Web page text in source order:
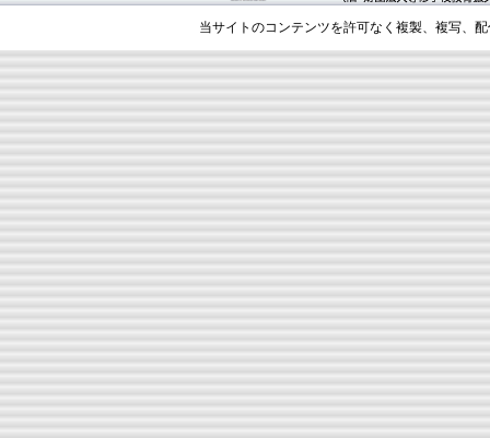
当サイトのコンテンツを許可なく複製、複写、